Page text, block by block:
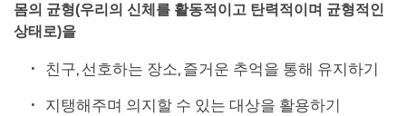
몸의 균형(우리의 신체를 활동적이고 탄력적이며 균형적인
상태로)을
친구, 선호하는 장소, 즐거운 추억을 통해 유지하기
지탱해주며 의지할 수 있는 대상을 활용하기